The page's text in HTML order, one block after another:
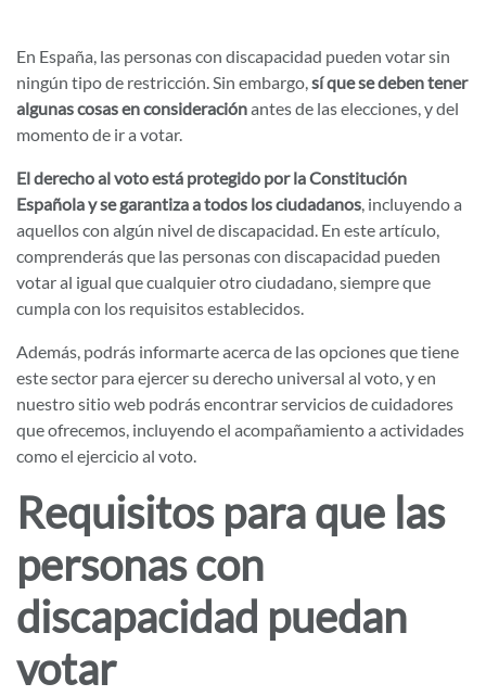
En España, las personas con discapacidad pueden votar sin
ningún tipo de restricción. Sin embargo, sí que se deben tener
algunas cosas en consideraciónantes de las elecciones, y del
momento de ir a votar.
El derecho al voto está protegido por la Constitución
Española y se garantiza a todos los ciudadanos , incluyendo a
aquellos con algún nivel de discapacidad. En este artículo,
comprenderás que las personas con discapacidad pueden
votar al igual que cualquier otro ciudadano, siempre que
cumpla con los requisitos establecidos.
Además, podrás informarte acerca de las opciones que tiene
este sector para ejercer su derecho universal al voto, y en
nuestro sitio web podrás encontrar servicios de cuidadores
que ofrecemos, incluyendo el acompañamiento a actividades
como el ejercicio al voto.
Requisitos para que las
personas con
discapacidad puedan
votar